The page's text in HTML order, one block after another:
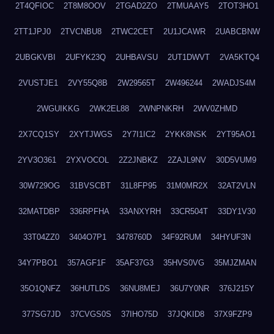
2T4QFIOC 2T8M8OOV 2TGAD2ZO 2TMUAAY5 2TOT3HO1
2TT1JPJ0 2TVCNBU8 2TWC2CET 2U1JCAWR 2UABCBNW
2UBGKVBI 2UFYK23Q 2UHBAVSU 2UT1DWVT 2VA5KTQ4
2VUSTJE1 2VY55Q8B 2W29565T 2W496244 2WADJS4M
2WGUIKKG 2WK2EL88 2WNPNKRH 2WV0ZHMD
2X7CQ1SY 2XYTJWGS 2Y7I1IC2 2YKK8NSK 2YT95AO1
2YV3O361 2YXVOCOL 2Z2JNBKZ 2ZAJL9NV 30D5VUM9
30W729OG 31BVSCBT 31L8FP95 31M0MR2X 32AT2VLN
32MATDBP 336RPFHA 33ANXYRH 33CR504T 33DY1V30
33T04ZZ0 3404O7P1 3478760D 34F92RUM 34HYUF3N
34Y7PBO1 357AGF1F 35AF37G3 35HVS0VG 35MJZMAN
35O1QNFZ 36HUTLDS 36NU8MEJ 36U7Y0NR 376J215Y
377SG7JD 37CVGS0S 37IHO75D 37JQKID8 37X9FZP9